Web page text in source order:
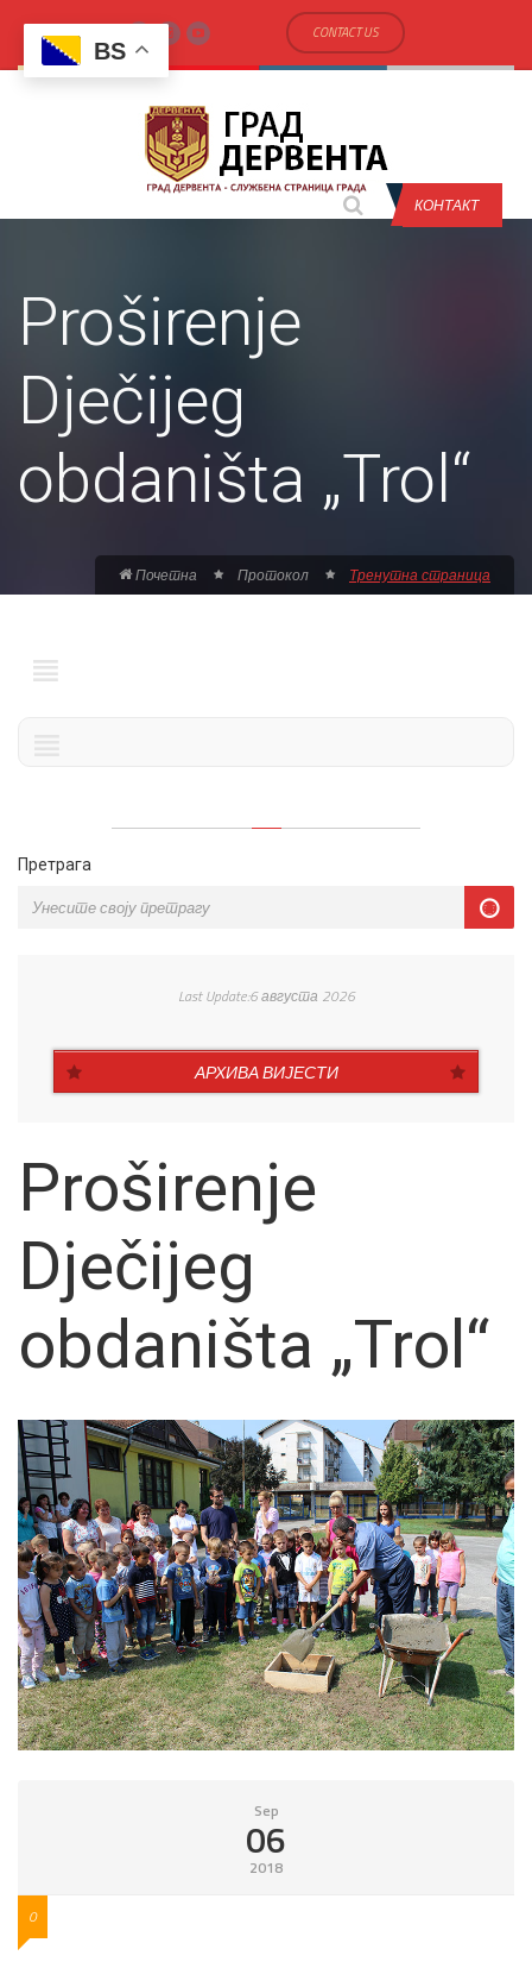
CONTACT US
КОНТАКТ
Proširenje
Dječijeg
obdaništa „Trol“
Почетна Протокол Тренутна страница
Претрага
Last Update:6 августа 2026
АРХИВА ВИЈЕСТИ
Proširenje
Dječijeg
obdaništa „Trol“
Sep
06
2018
0
BS